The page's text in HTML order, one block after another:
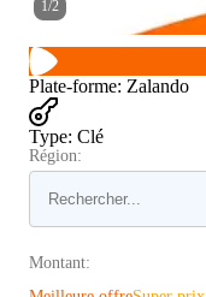
1/2
Plate-forme: Zalando
Type: Clé
Région:
Montant: